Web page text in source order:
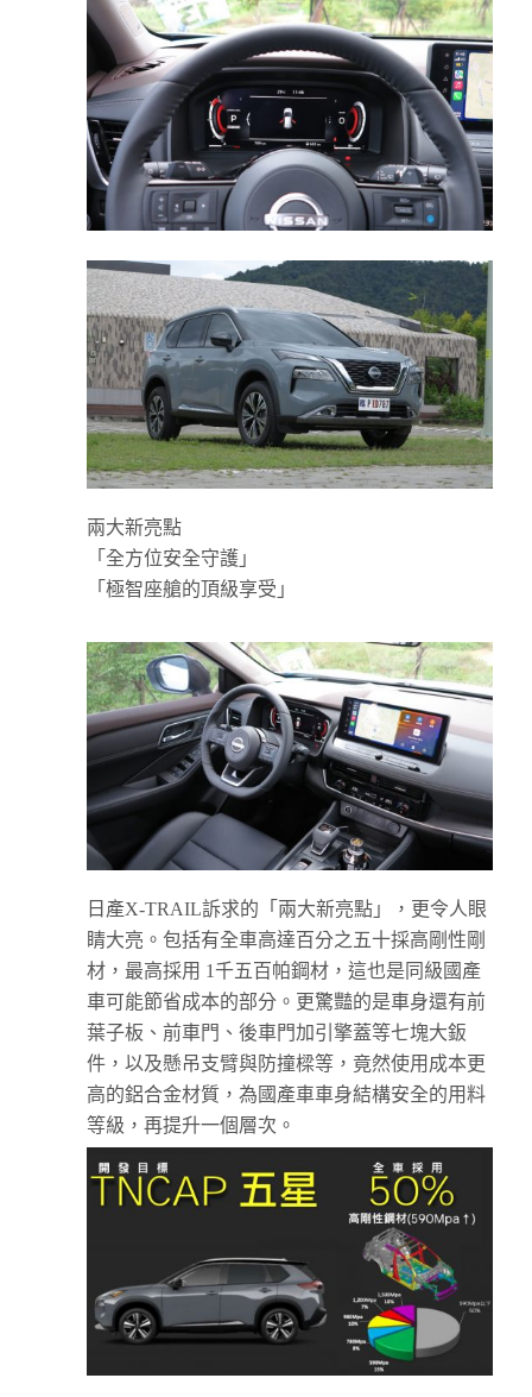
兩大新亮點
「全方位安全守護」
「極智座艙的頂級享受」
日產X-TRAIL訴求的「兩大新亮點」，更令人眼
睛大亮。包括有全車高達百分之五十採高剛性剛
材，最高採用 1千五百帕鋼材，這也是同級國產
車可能節省成本的部分。更驚豔的是車身還有前
葉子板、前車門、後車門加引擎蓋等七塊大鈑
件，以及懸吊支臂與防撞樑等，竟然使用成本更
高的鋁合金材質，為國產車車身結構安全的用料
等級，再提升一個層次。